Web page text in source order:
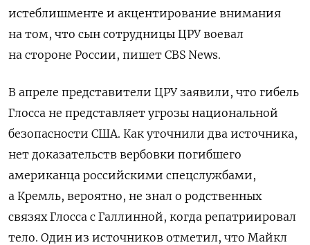
истеблишменте и акцентирование внимания
на том, что сын сотрудницы ЦРУ воевал
на стороне России, пишет CBS News.
В апреле представители ЦРУ заявили, что гибель
Глосса не представляет угрозы национальной
безопасности США. Как уточнили два источника,
нет доказательств вербовки погибшего
американца российскими спецслужбами,
а Кремль, вероятно, не знал о родственных
связях Глосса с Галлинной, когда репатриировал
тело. Один из источников отметил, что Майкл